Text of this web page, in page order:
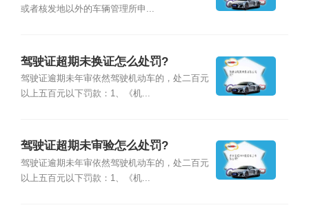
或者核发地以外的车辆管理所申...
驾驶证超期未换证怎么处罚?
驾驶证逾期未年审依然驾驶机动车的，处二百元
以上五百元以下罚款：1、《机...
驾驶证超期未审验怎么处罚?
驾驶证逾期未年审依然驾驶机动车的，处二百元
以上五百元以下罚款：1、《机...